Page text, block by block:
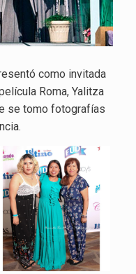
como invitada
Roma, Yalitza
se tomo fotografías